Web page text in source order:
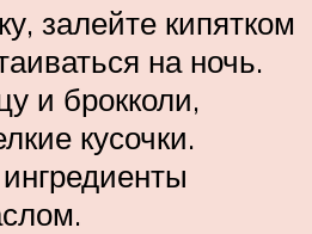
залейте кипятком
на ночь.
и брокколи,
кусочки.